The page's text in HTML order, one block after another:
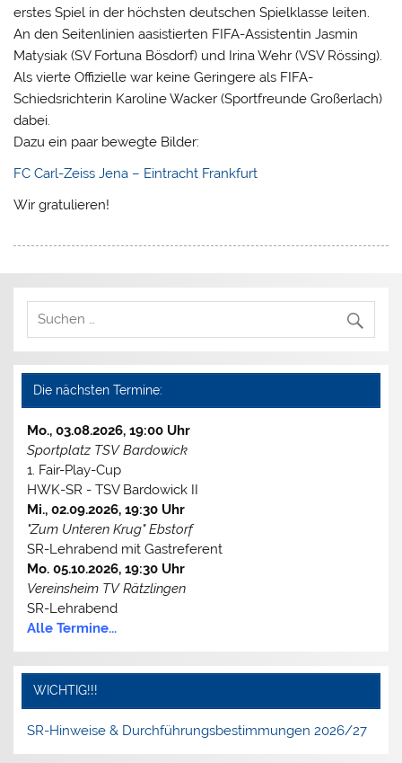
erstes Spiel in der höchsten deutschen Spielklasse leiten.
An den Seitenlinien aasistierten FIFA-Assistentin Jasmin
Matysiak (SV Fortuna Bösdorf) und Irina Wehr (VSV Rössing).
Als vierte Offizielle war keine Geringere als FIFA-
Schiedsrichterin Karoline Wacker (Sportfreunde Großerlach)
dabei.
Dazu ein paar bewegte Bilder:
FC Carl-Zeiss Jena – Eintracht Frankfurt
Wir gratulieren!
Die nächsten Termine:
Mo., 03.08.2026, 19:00 Uhr
Sportplatz TSV Bardowick
1. Fair-Play-Cup
HWK-SR - TSV Bardowick II
Mi., 02.09.2026, 19:30 Uhr
"Zum Unteren Krug" Ebstorf
SR-Lehrabend mit Gastreferent
Mo. 05.10.2026, 19:30 Uhr
Vereinsheim TV Rätzlingen
SR-Lehrabend
Alle Termine...
WICHTIG!!!
SR-Hinweise & Durchführungsbestimmungen 2026/27